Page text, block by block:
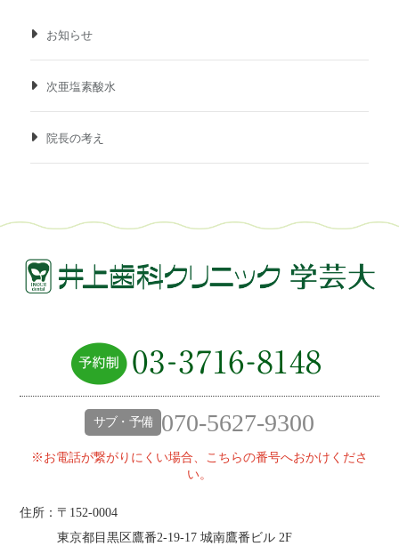
お知らせ
次亜塩素酸水
院長の考え
サブ・予備 070-5627-9300
※お電話が繋がりにくい場合、こちらの番号へおかけくださ
い。
住所：〒152-0004
東京都目黒区鷹番2‐19‐17 城南鷹番ビル 2F